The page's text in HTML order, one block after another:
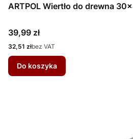
ARTPOL Wiertło do drewna
Cena
39,99 zł
Cena
32,51 złbez VAT
Do koszyka